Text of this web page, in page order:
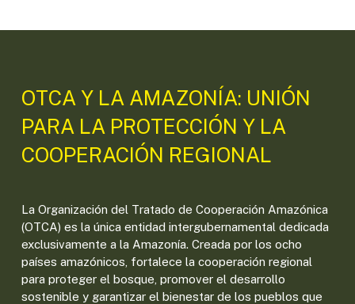
OTCA Y LA AMAZONÍA: UNIÓN
PARA LA PROTECCIÓN Y LA
COOPERACIÓN REGIONAL
La Organización del Tratado de Cooperación Amazónica
(OTCA) es la única entidad intergubernamental dedicada
exclusivamente a la Amazonía. Creada por los ocho
países amazónicos, fortalece la cooperación regional
para proteger el bosque, promover el desarrollo
sostenible y garantizar el bienestar de los pueblos que